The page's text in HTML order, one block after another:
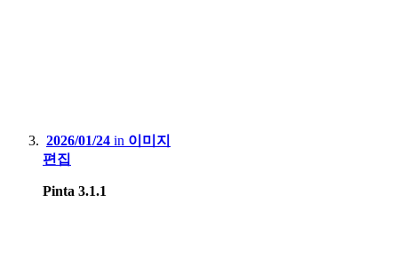
2026/01/24 in 이미지
편집
Pinta 3.1.1